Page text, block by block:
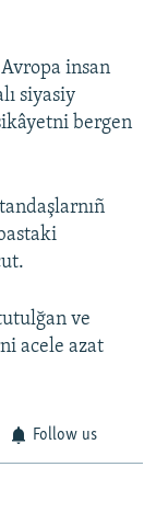
insan
siyasiy
bergen
ve
acele azat
Follow us